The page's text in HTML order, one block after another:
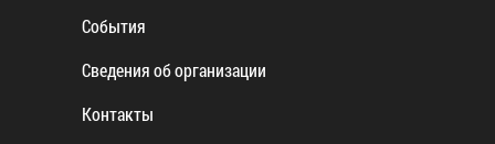
События
Сведения об организации
Контакты